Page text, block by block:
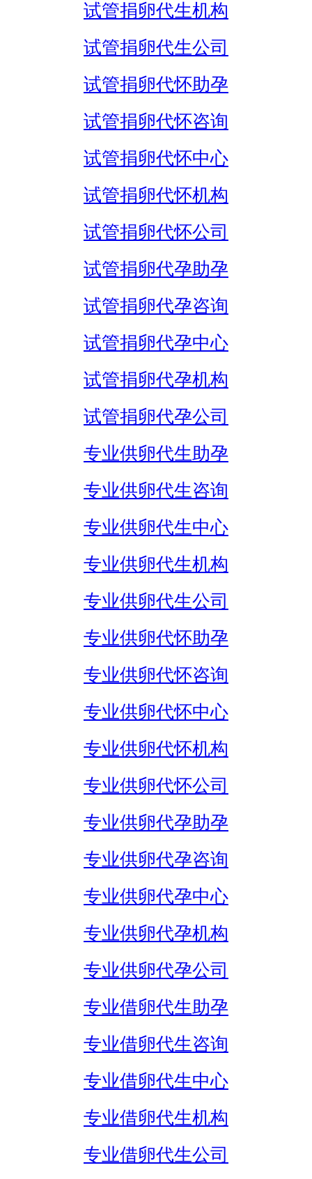
试管捐卵代生机构
试管捐卵代生公司
试管捐卵代怀助孕
试管捐卵代怀咨询
试管捐卵代怀中心
试管捐卵代怀机构
试管捐卵代怀公司
试管捐卵代孕助孕
试管捐卵代孕咨询
试管捐卵代孕中心
试管捐卵代孕机构
试管捐卵代孕公司
专业供卵代生助孕
专业供卵代生咨询
专业供卵代生中心
专业供卵代生机构
专业供卵代生公司
专业供卵代怀助孕
专业供卵代怀咨询
专业供卵代怀中心
专业供卵代怀机构
专业供卵代怀公司
专业供卵代孕助孕
专业供卵代孕咨询
专业供卵代孕中心
专业供卵代孕机构
专业供卵代孕公司
专业借卵代生助孕
专业借卵代生咨询
专业借卵代生中心
专业借卵代生机构
专业借卵代生公司